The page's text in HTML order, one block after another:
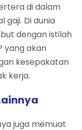
di dalam
gaji. Di dunia
dengan istilah
yang akan
kesepakatan
kerja.
juga memuat